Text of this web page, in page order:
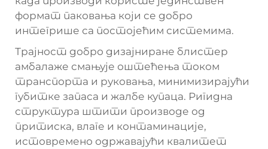
формат паковања који се добро
интегрише са постојећим системима.
Трајност добро дизајниране блистер
амбалаже смањује оштећења током
транспорта и руковања, минимизирајући
губитке запаса и жалбе купаца. Ригидна
структура штити производе од
притиска, влаге и контаминације,
истовремено одржавајући квалитет